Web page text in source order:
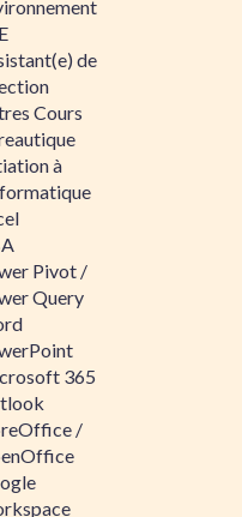
de
Cours
à
Pivot /
Query
365
/